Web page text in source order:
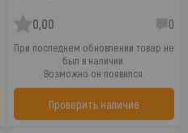
0,00 0
При последнем обновлении товар не
был в наличии.
Возможно он появился.
Проверить наличие